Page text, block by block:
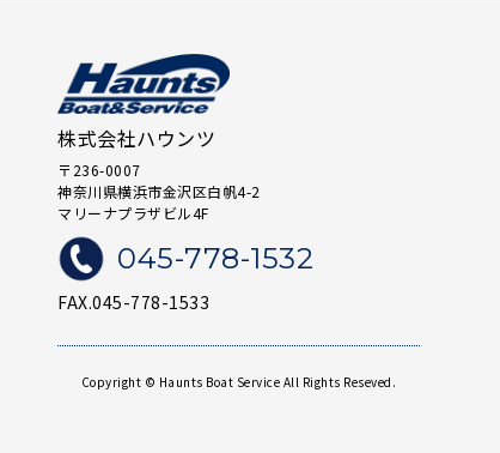
株式会社ハウンツ
〒236-0007
神奈川県横浜市金沢区白帆4-2
マリーナプラザビル4F
045-778-1532
FAX.045-778-1533
Copyright © Haunts Boat Service All Rights Reseved.